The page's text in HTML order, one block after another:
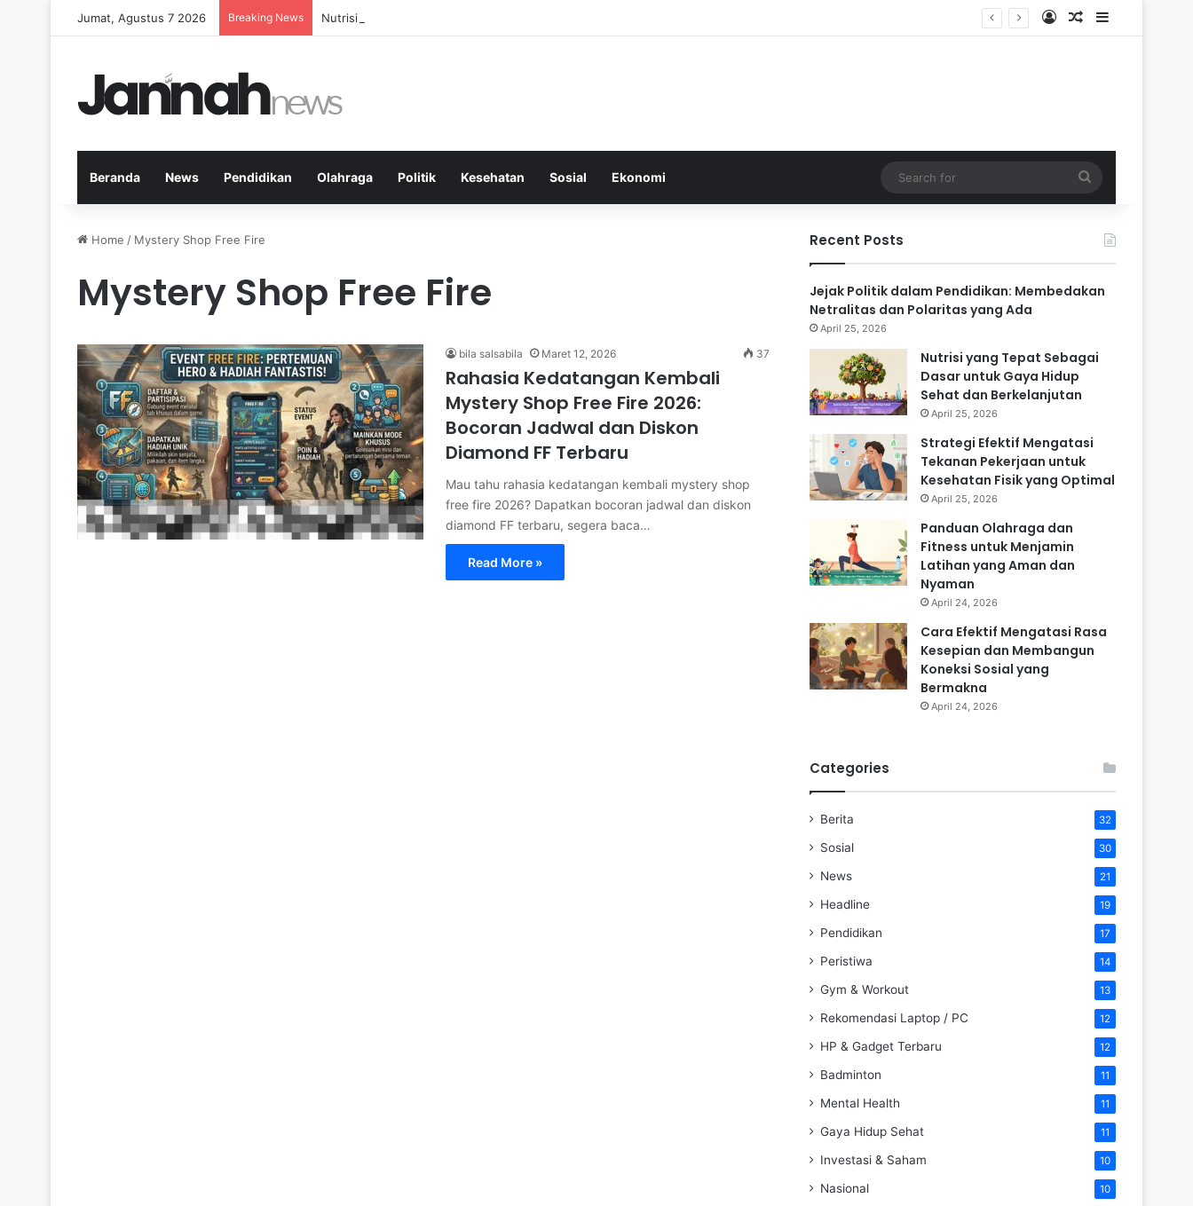
Jumat, Agustus 7 2026 Breaking News Nutrisi yang Tepat Sebagai Dasar untuk Gaya Hidup Sehat dan Berkelanjutan Log InRandom Article
Sidebar
Beranda News Pendidikan Olahraga Politik Kesehatan Sosial Ekonomi
for
Home / Mystery Shop Free Fire
Mystery Shop Free Fire
bila salsabila Maret 12, 2026 37
Rahasia Kedatangan Kembali
Mystery Shop Free Fire 2026:
Bocoran Jadwal dan Diskon
Diamond FF Terbaru
Mau tahu rahasia kedatangan kembali mystery shop
free fire 2026? Dapatkan bocoran jadwal dan diskon
diamond FF terbaru, segera baca…
Read More »
Recent Posts
Jejak Politik dalam Pendidikan: Membedakan
Netralitas dan Polaritas yang Ada
April 25, 2026
Nutrisi yang Tepat Sebagai
Dasar untuk Gaya Hidup
Sehat dan Berkelanjutan
April 25, 2026
Strategi Efektif Mengatasi
Tekanan Pekerjaan untuk
Kesehatan Fisik yang Optimal
April 25, 2026
Panduan Olahraga dan
Fitness untuk Menjamin
Latihan yang Aman dan
Nyaman
April 24, 2026
Cara Efektif Mengatasi Rasa
Kesepian dan Membangun
Koneksi Sosial yang
Bermakna
April 24, 2026
Categories
Berita 32
Sosial 30
News 21
Headline 19
Pendidikan 17
Peristiwa 14
Gym & Workout 13
Rekomendasi Laptop / PC 12
HP & Gadget Terbaru 12
Badminton 11
Mental Health 11
Gaya Hidup Sehat 11
Investasi & Saham 10
Nasional 10